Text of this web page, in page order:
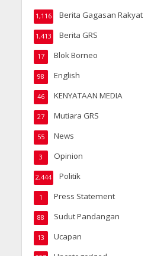
Berita Gagasan Rakyat
1,116
Berita GRS
1,413
Blok Borneo
17
English
98
KENYATAAN MEDIA
46
Mutiara GRS
27
News
55
Opinion
3
Politik
2,444
Press Statement
1
Sudut Pandangan
88
Ucapan
13